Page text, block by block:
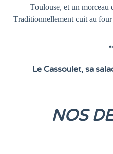
Toulouse, et un morceau
Traditionnellement cuit au four
Le Cassoulet, sa
NOS